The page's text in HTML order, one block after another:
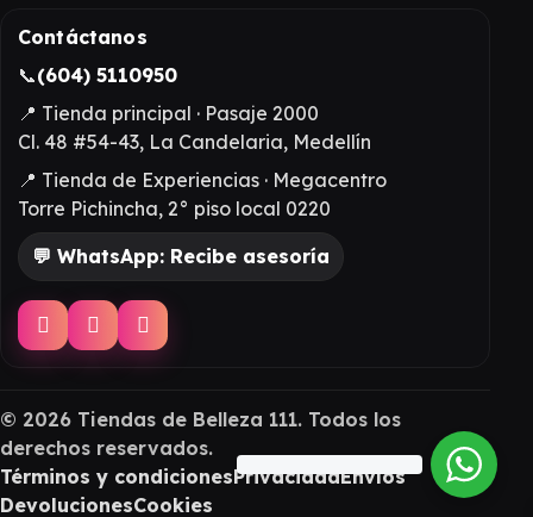
Contáctanos
📞(604) 5110950
📍 Tienda principal · Pasaje 2000
Cl. 48 #54-43, La Candelaria, Medellín
📍 Tienda de Experiencias · Megacentro
Torre Pichincha, 2° piso local 0220
💬 WhatsApp: Recibe asesoría
© 2026 Tiendas de Belleza 111. Todos los
derechos reservados.
Términos y condicionesPrivacidadEnvíos
DevolucionesCookies